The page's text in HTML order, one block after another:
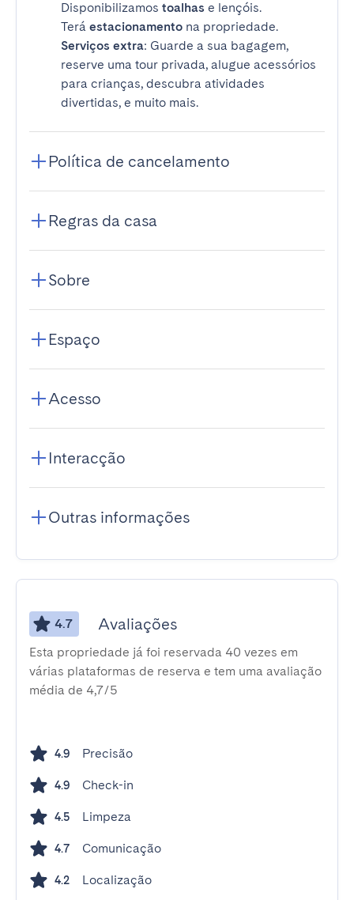
Disponibilizamos toalhas e lençóis.
Terá estacionamento na propriedade.
Serviços extra: Guarde a sua bagagem,
reserve uma tour privada, alugue acessórios
para crianças, descubra atividades
divertidas, e muito mais.
Política de cancelamento
Regras da casa
Sobre
Espaço
Acesso
Interacção
Outras informações
4.7 Avaliações
Esta propriedade já foi reservada 40 vezes em
várias plataformas de reserva e tem uma avaliação
média de 4,7/5
4.9 Precisão
4.9 Check-in
4.5 Limpeza
4.7 Comunicação
4.2 Localização